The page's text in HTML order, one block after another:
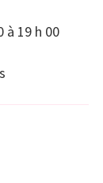
à 19 h 00